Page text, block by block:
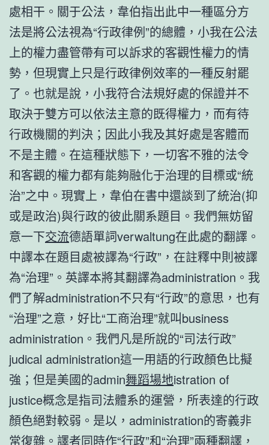
處相干。關于公法，韋伯指出此中一種區分方
法是將公法視為“行政律例”的總體，小我在公法
上的權力盡管帶有可以訴求的客觀性權力的情
勢，但現實上只是行政律例效率的一種反射罷
了。也就是說，小我符合法規好處的保證并不
取決于雙方可以依法主意的既得權力，而有待
行政機關的判決；因此小我及其好處是客體而
不是主體。在這種狀態下，一切客不雅的法令
和客觀的權力都有能夠融化于治理的目標或“統
治”之中。現實上，韋伯在書中還談到了統治(抑
或是政治)與行政的彼此關系題目。我們無妨留
意一下交流德語單詞verwaltung在此處的翻譯。
中譯本在題目處被譯為“行政”，在註釋中則被譯
為“治理”。英譯本將其翻譯為administration。我
們了解administration不只有“行政”的意思，也有
“治理”之意，好比“工商治理”就叫business
administration。我們凡是所說的“司法行政”
judical administration這一用語的行政顏色比擬
強；但是美國的admin舞蹈場地istration of
justice概念是指司法體系的運營，所表達的行政
顏色絕對較弱。是以，administration的寄義非
常復雜。譯者同時作“行政”和“治理”兩種翻譯，